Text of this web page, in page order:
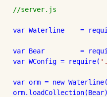
//server.js
var Waterline    =
var Bear         =
var WConfig =
require(
var orm = new